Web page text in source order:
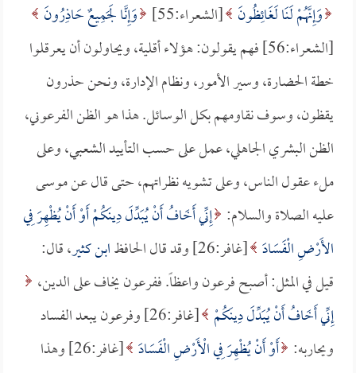
وَإِنَّهُمْ لَنَا لَغَائِظُونَ [الشعراء:55]
وَإِنَّا لَجَمِيعٌ حَاذِرُونَ
[الشعراء:56] فهم يقولون: هؤلاء أقلية، ويحاولون أن يعرقلوا
خطة الحضارة، وسير الأمور، ونظام الإدارة، ونحن حذرون
يقظون، وسوف نقاومهم بكل الوسائل. هذا هو الظن الفرعوني،
الظن البشري الجاهلي، عمل على حسب التأييد الشعبي، وعلى
ملء عقول الناس، وعلى تشويه نظراتهم، حتى قال عن موسى
عليه الصلاة والسلام: إِنِّي أَخَافُ أَنْ يُبَدِّلَ دِينَكُمْ أَوْ أَنْ يُظْهِرَ فِي
الأَرْضِ الْفَسَادَ [غافر:26] وقد قال الحافظ ابن كثير، قال:
قيل في المثل: أصبح فرعون واعظاً. ففرعون يخاف على الدين،
إِنِّي أَخَافُ أَنْ يُبَدِّلَ دِينَكُمْ
[غافر:26] وفرعون يبعد الفساد
ويحاربه: أَوْ أَنْ يُظْهِرَ فِي الْأَرْضِ الْفَسَادَ
[غافر:26] وهذا